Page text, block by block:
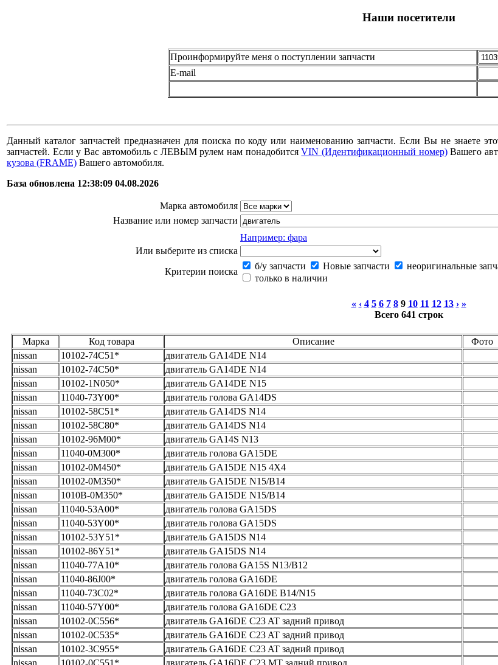
Наши посетители
Проинформируйте меня о поступлении запчасти
E-mail
Данный каталог запчастей предназначен для поиска по коду или наименованию запчасти. Если Вы не знаете
запчастей. Если у Вас автомобиль с ЛЕВЫМ рулем нам понадобитсяVIN (Идентификационный номер)Вашего
кузова (FRAME) Вашего автомобиля.
База обновлена 12:38:09 04.08.2026
Марка автомобиля
Название или номер запчасти
Например: фара
Или выберите из списка
Критерии поиска
б/у запчасти Новые запчасти
неоригинальные
только в наличии
« ‹ 4 5 6 7 8 9 10 11 12 13 › »
Всего 641 строк
Марка Код товара Описание Фото
nissan
10102-74C51* двигатель GA14DE N14
nissan
10102-74C50* двигатель GA14DE N14
nissan
10102-1N050* двигатель GA14DE N15
nissan
11040-73Y00* двигатель голова GA14DS
nissan
10102-58C51* двигатель GA14DS N14
nissan
10102-58C80* двигатель GA14DS N14
nissan
10102-96M00* двигатель GA14S N13
nissan
11040-0M300* двигатель голова GA15DE
nissan
10102-0M450* двигатель GA15DE N15 4X4
nissan
10102-0M350* двигатель GA15DE N15/B14
nissan
1010B-0M350* двигатель GA15DE N15/B14
nissan
11040-53A00* двигатель голова GA15DS
nissan
11040-53Y00* двигатель голова GA15DS
nissan
10102-53Y51* двигатель GA15DS N14
nissan
10102-86Y51* двигатель GA15DS N14
nissan
11040-77A10* двигатель голова GA15S N13/B12
nissan
11040-86J00* двигатель голова GA16DE
nissan
11040-73C02* двигатель голова GA16DE B14/N15
nissan
11040-57Y00* двигатель голова GA16DE C23
nissan
10102-0C556* двигатель GA16DE C23 AT задний привод
nissan
10102-0C535* двигатель GA16DE C23 AT задний привод
nissan
10102-3C955* двигатель GA16DE C23 AT задний привод
nissan
10102-0C551* двигатель GA16DE C23 MT задний привод